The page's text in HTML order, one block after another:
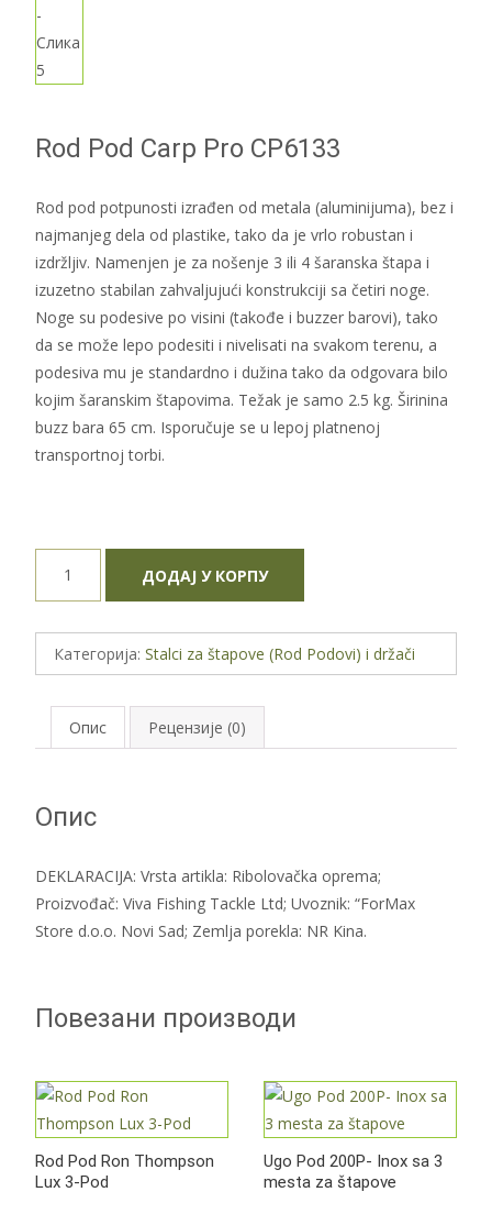
Rod Pod Carp Pro CP6133
Rod pod potpunosti izrađen od metala (aluminijuma), bez i
najmanjeg dela od plastike, tako da je vrlo robustan i
izdržljiv. Namenjen je za nošenje 3 ili 4 šaranska štapa i
izuzetno stabilan zahvaljujući konstrukciji sa četiri noge.
Noge su podesive po visini (takođe i buzzer barovi), tako
da se može lepo podesiti i nivelisati na svakom terenu, a
podesiva mu je standardno i dužina tako da odgovara bilo
kojim šaranskim štapovima. Težak je samo 2.5 kg. Širinina
buzz bara 65 cm. Isporučuje se u lepoj platnenoj
transportnoj torbi.
CP6133
ДОДАЈ У КОРПУ
Категорија: Stalci za štapove (Rod Podovi) i držači
Опис Рецензије (0)
Опис
DEKLARACIJA: Vrsta artikla: Ribolovačka oprema;
Proizvođač: Viva Fishing Tackle Ltd; Uvoznik: “ForMax
Store d.o.o. Novi Sad; Zemlja porekla: NR Kina.
Повезани производи
Rod Pod Ron Thompson
Lux 3-Pod
Ugo Pod 200P- Inox sa 3
mesta za štapove